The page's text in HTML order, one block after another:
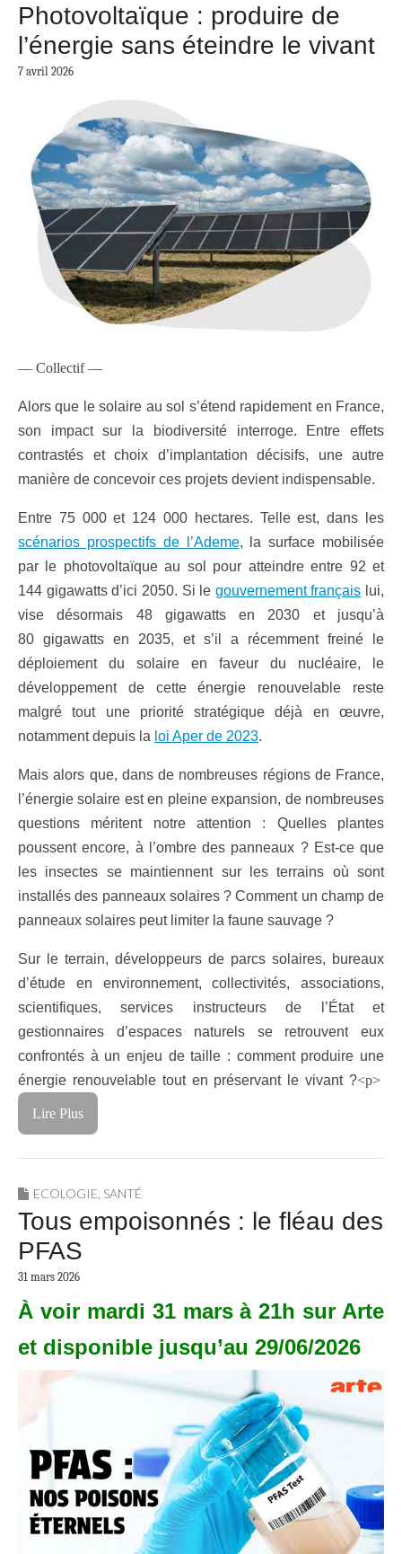
Photovoltaïque : produire de
l’énergie sans éteindre le vivant
7 avril 2026
— Collectif —
Alors que le solaire au sol s’étend rapidement en France,
son impact sur la biodiversité interroge. Entre effets
contrastés et choix d’implantation décisifs, une autre
manière de concevoir ces projets devient indispensable.
Entre 75 000 et 124 000 hectares. Telle est, dans les
scénarios prospectifs de l’Ademe, la surface mobilisée
par le photovoltaïque au sol pour atteindre entre 92 et
144 gigawatts d’ici 2050. Si le gouvernement français lui,
vise désormais 48 gigawatts en 2030 et jusqu’à
80 gigawatts en 2035, et s’il a récemment freiné le
déploiement du solaire en faveur du nucléaire, le
développement de cette énergie renouvelable reste
malgré tout une priorité stratégique déjà en œuvre,
notamment depuis la loi Aper de 2023.
Mais alors que, dans de nombreuses régions de France,
l’énergie solaire est en pleine expansion, de nombreuses
questions méritent notre attention : Quelles plantes
poussent encore, à l’ombre des panneaux ? Est-ce que
les insectes se maintiennent sur les terrains où sont
installés des panneaux solaires ? Comment un champ de
panneaux solaires peut limiter la faune sauvage ?
Sur le terrain, développeurs de parcs solaires, bureaux
d’étude en environnement, collectivités, associations,
scientifiques, services instructeurs de l’État et
gestionnaires d’espaces naturels se retrouvent eux
confrontés à un enjeu de taille : comment produire une
énergie renouvelable tout en préservant le vivant ?<p>
Lire Plus
ECOLOGIE SANTÉ
Tous empoisonnés : le fléau des
PFAS
31 mars 2026
À voir mardi 31 mars à 21h sur Arte
et disponible jusqu’au 29/06/2026